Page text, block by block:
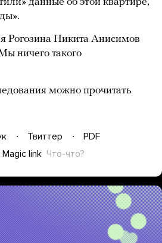
Никита Анисимов
ничего такого
можно прочитать
Твиттер
PDF
Magic link Что-что?